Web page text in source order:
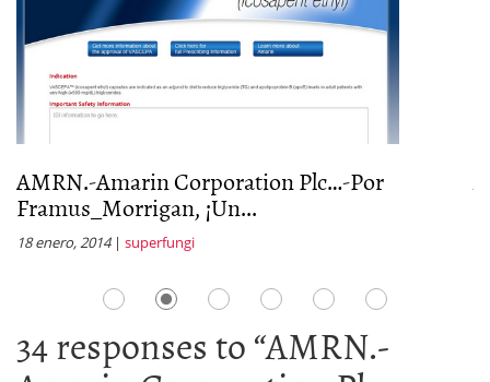
AMRN.-Amarin Corporation Plc…-Por
Framus_Morrigan, ¡Un...
18 enero, 2014| superfungi
34 responses to “AMRN.-